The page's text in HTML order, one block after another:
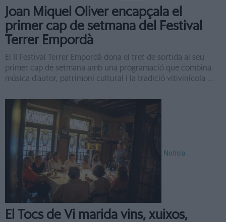
Joan Miquel Oliver encapçala el
primer cap de setmana del Festival
Terrer Empordà
El II Festival Terrer Empordà dona el tret de sortida al seu
primer cap de setmana amb una programació que combina
música d’autor, patrimoni cultural i la tradició vitivinícola ...
Notícia
El Tocs de Vi marida vins, xuixos,